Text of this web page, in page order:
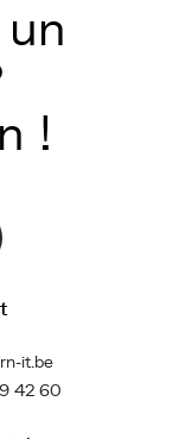
!
it.be
42 60